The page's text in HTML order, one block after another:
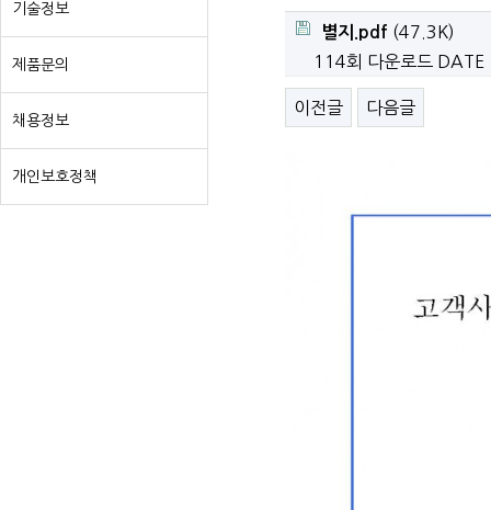
기술정보
제품문의
채용정보
개인보호정책
별지.pdf (47.3K)
114회 다운로드
이전글 다음글